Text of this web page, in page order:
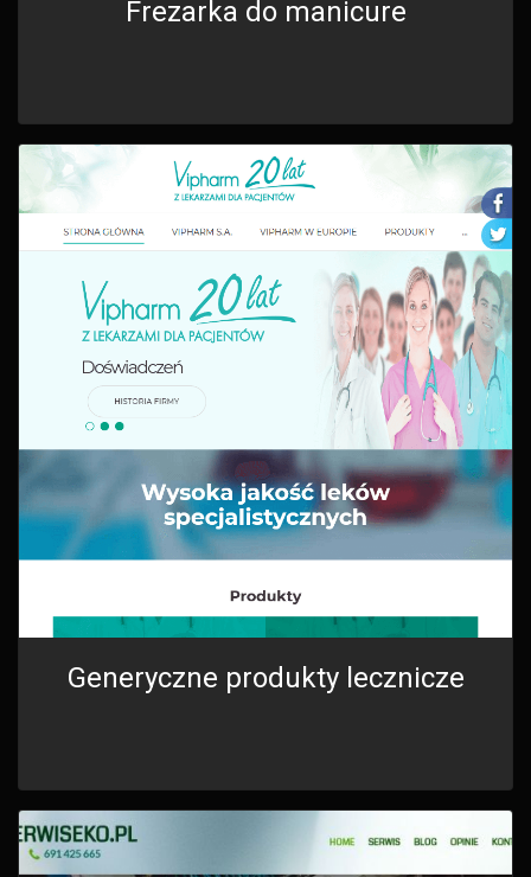
Frezarka do manicure
Generyczne produkty lecznicze